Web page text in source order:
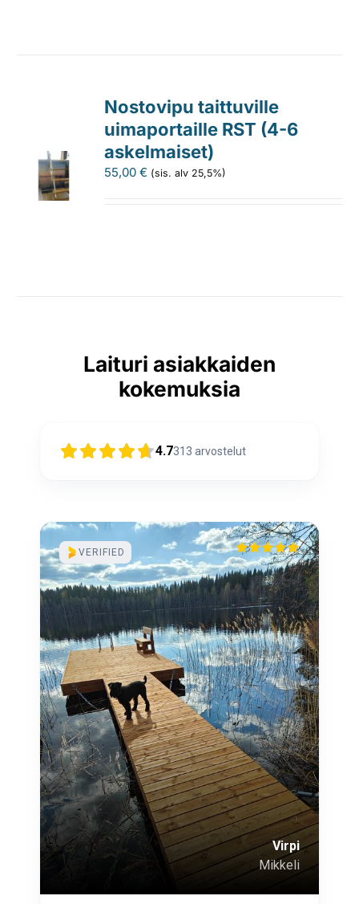
Nostovipu taittuville
uimaportaille RST (4-6
askelmaiset)
55,00€ (sis. alv 25,5%)
Laituri asiakkaiden
kokemuksia
4.7313 arvostelut
VERIFIED
Virpi
Mikkeli